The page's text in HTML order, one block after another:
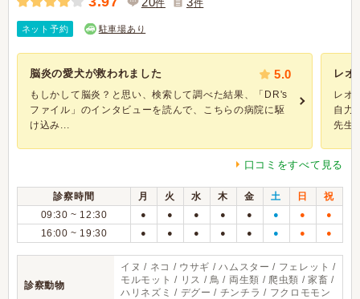
件 件
ネット予約 駐車場あり
脳炎の愛犬が救われました 5.0
もしかして脳炎？と思い、検索して調べた結果、「DR's
ファイル」のインタビューを読んで、こちらの病院に駆
け込み...
レオ
レオ
自力
先生
口コミをすべて見る
診察時間 月 火 水 木 金 土 日
祝
09:30 ~ 12:30
● ● ● ● ● ● ● ●
16:00 ~ 19:30 ● ● ● ● ● ● ● ●
診察動物
イヌ / ネコ / ウサギ / ハムスター / フェレット /
モルモット / リス / 鳥 / 両生類 / 爬虫類 / 家畜 /
ハリネズミ / デグー / チンチラ / フクロモモン